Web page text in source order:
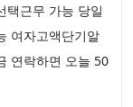
택근무 가능 당일
여자고액단기알
연락하면 오늘 50